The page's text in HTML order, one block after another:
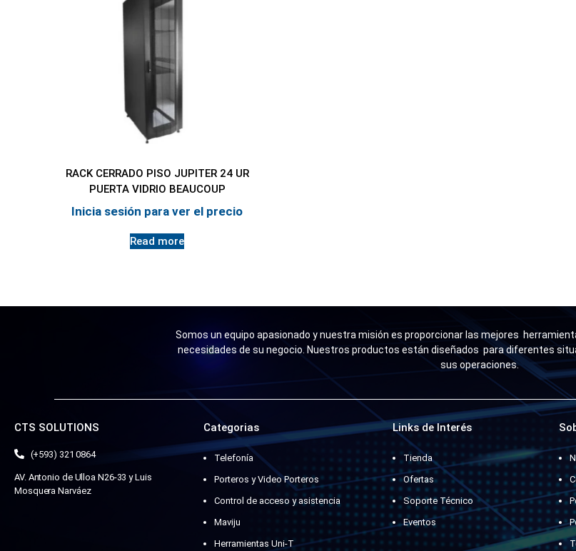
RACK CERRADO PISO JUPITER 24 UR
PUERTA VIDRIO BEAUCOUP
Inicia sesión para ver el precio
Read more
Somos un equipo apasionado y nuestra misión es proporcionar las mejores
necesidades de su negocio. Nuestros productos están diseñados para diferentes
sus operaciones.
CTS SOLUTIONS
(+593) 321 0864
AV. Antonio de Ulloa N26-33 y Luis
Mosquera Narváez
Categorias
Telefonía
Porteros y Video Porteros
Control de acceso y asistencia
Maviju
Herramientas Uni-T
Links de Interés
Tienda
Ofertas
Soporte Técnico
Eventos